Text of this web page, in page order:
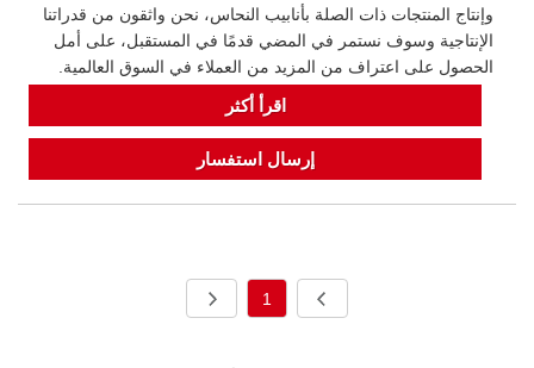
وإنتاج المنتجات ذات الصلة بأنابيب النحاس، نحن واثقون من قدراتنا
الإنتاجية وسوف نستمر في المضي قدمًا في المستقبل، على أمل
الحصول على اعتراف من المزيد من العملاء في السوق العالمية.
اقرأ أكثر
إرسال استفسار
1